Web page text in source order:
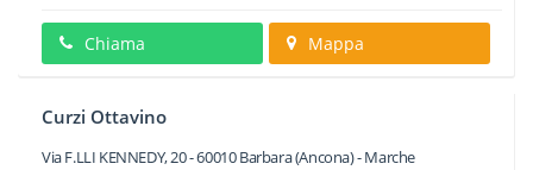
Chiama Mappa
Curzi Ottavino
Via F.LLI KENNEDY, 20-60010Barbara(Ancona) -Marche